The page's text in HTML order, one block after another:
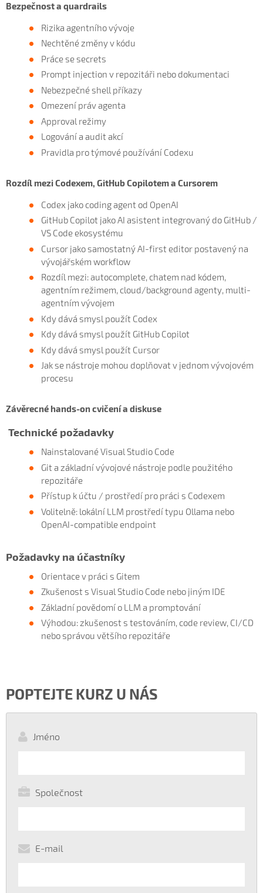
Bezpečnost a quardrails
Rizika agentního vývoje
Nechtěné změny v kódu
Práce se secrets
Prompt injection v repozitáři nebo dokumentaci
Nebezpečné shell příkazy
Omezení práv agenta
Approval režimy
Logování a audit akcí
Pravidla pro týmové používání Codexu
Rozdíl mezi Codexem, GitHub Copilotem a Cursorem
Codex jako coding agent od OpenAI
GitHub Copilot jako AI asistent integrovaný do GitHub /
VS Code ekosystému
Cursor jako samostatný AI-first editor postavený na
vývojářském workflow
Rozdíl mezi: autocomplete, chatem nad kódem,
agentním režimem, cloud/background agenty, multi-
agentním vývojem
Kdy dává smysl použít Codex
Kdy dává smysl použít GitHub Copilot
Kdy dává smysl použít Cursor
Jak se nástroje mohou doplňovat v jednom vývojovém
procesu
Závěrecné hands-on cvičení a diskuse
Technické požadavky
Nainstalované Visual Studio Code
Git a základní vývojové nástroje podle použitého
repozitáře
Přístup k účtu / prostředí pro práci s Codexem
Volitelně: lokální LLM prostředí typu Ollama nebo
OpenAI-compatible endpoint
Požadavky na účastníky
Orientace v práci s Gitem
Zkušenost s Visual Studio Code nebo jiným IDE
Základní povědomí o LLM a promptování
Výhodou: zkušenost s testováním, code review, CI/CD
nebo správou většího repozitáře
POPTEJTE KURZ U NÁS
Jméno
Společnost
E-mail